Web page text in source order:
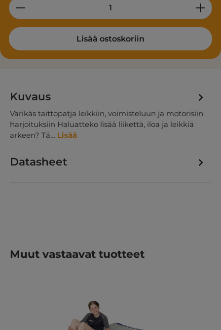
Product Quantity: Enter the desired
Lisää ostoskoriin
Kuvaus
Värikäs taittopatja leikkiin, voimisteluun ja motorisiin
harjoituksiin Haluatteko lisää liikettä, iloa ja leikkiä
arkeen? Tä… Lisää
Datasheet
Ohita tuotegalleria
Muut vastaavat tuotteet